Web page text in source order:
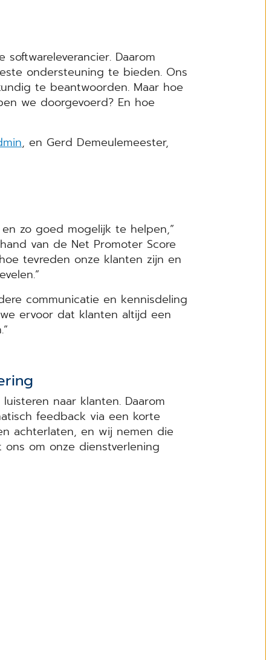
Daarom
ondersteuning te bieden. Ons
te beantwoorden. Maar hoe
we doorgevoerd? En hoe
, en Gerd Demeulemeester,
zo goed mogelijk te helpen,”
van de Net Promoter Score
tevreden onze klanten zijn en
communicatie en kennisdeling
ervoor dat klanten altijd een
naar klanten. Daarom
feedback via een korte
achterlaten, en wij nemen die
om onze dienstverlening